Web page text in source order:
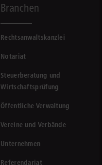
Branchen
Rechtsanwaltskanzlei
Notariat
Steuerberatung und
Wirtschaftsprüfung
Öffentliche Verwaltung
Vereine und Verbände
Unternehmen
Referendariat